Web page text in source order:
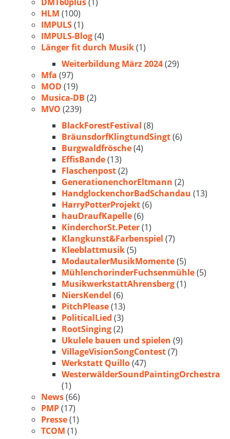
HLM (100)
IMPULS(1)
IMPULS-Blog(4)
Länger fit durch Musik(1)
Weiterbildung März 2024(29)
Mfa (97)
MOD (19)
Musica-DB (2)
MVO (239)
BlackForestFestival (8)
BräunsdorfKlingtundSingt(6)
Burgwaldfrösche(4)
EffisBande(13)
Flaschenpost(2)
GenerationenchorEltmann (2)
HandglockenchorBadSchandau (13)
HarryPotterProjekt(6)
hauDraufKapelle(6)
KinderchorSt.Peter(1)
Klangkunst&Farbenspiel (7)
Kleeblattmusik(5)
ModautalerMusikMomente(5)
MühlenchorinderFuchsenmühle(5)
MusikwerkstattAhrensberg(1)
NiersKendel (6)
PitchPlease(13)
PoliticalLied (3)
RootSinging(2)
Ukulele bauen und spielen (9)
VillageVisionSongContest(7)
Werkstatt Quillo(47)
WesterwälderSoundPaintingOrchestra
(1)
News(66)
PMP(17)
Presse(1)
TCOM (1)